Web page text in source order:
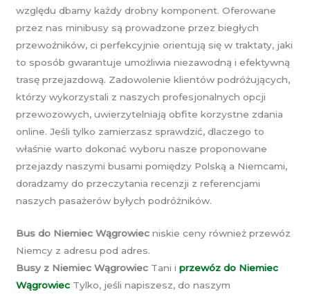
względu dbamy każdy drobny komponent. Oferowane
przez nas minibusy są prowadzone przez biegłych
przewoźników, ci perfekcyjnie orientują się w traktaty, jaki
to sposób gwarantuje umożliwia niezawodną i efektywną
trasę przejazdową. Zadowolenie klientów podróżujących,
którzy wykorzystali z naszych profesjonalnych opcji
przewozowych, uwierzytelniają obfite korzystne zdania
online. Jeśli tylko zamierzasz sprawdzić, dlaczego to
właśnie warto dokonać wyboru nasze proponowane
przejazdy naszymi busami pomiędzy Polską a Niemcami,
doradzamy do przeczytania recenzji z referencjami
naszych pasażerów byłych podróżników.
Bus do Niemiec Wągrowiec niskie ceny również przewóz
Niemcy z adresu pod adres.
Busy z Niemiec Wągrowiec Tani i przewóz do Niemiec
Wągrowiec Tylko, jeśli napiszesz, do naszym